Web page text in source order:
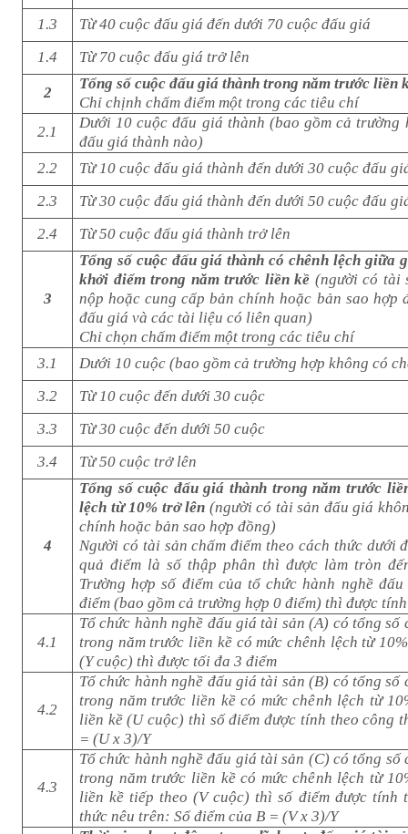
1.3
Từ 40 cuộc đấu giá đến dưới 70 cuộc đấu giá
1.4
Từ 70 cuộc đấu giá trở lên
2
Tổng số cuộc đấu giá thành trong năm trước liền
Chỉ chịnh chấm điểm một trong các tiêu chí
2.1
Dưới 10 cuộc đấu giá thành (bao gồm cả trường
đấu giá thành nào)
2.2
Từ 10 cuộc đấu giá thành đến dưới 30 cuộc đấu
2.3
Từ 30 cuộc đấu giá thành đến dưới 50 cuộc đấu
2.4
Từ 50 cuộc đấu giá thành trở lên
3
Tổng số cuộc đấu giá thành có chênh lệch giữa
khởi điểm trong năm trước liền kề (người có tài
nộp hoặc cung cấp bản chính hoặc bản sao hợp
đấu giá và các tài liệu có liên quan)
Chỉ chọn chấm điểm một trong các tiêu chí
3.1
Dưới 10 cuộc (bao gồm cả trường hợp không có
3.2
Từ 10 cuộc đến dưới 30 cuộc
3.3
Từ 30 cuộc đến dưới 50 cuộc
3.4
Từ 50 cuộc trở lên
4
Tổng số cuộc đấu giá thành trong năm trước
lệch từ 10% trở lên (người có tài sản đấu giá
chính hoặc bản sao hợp đồng)
Người có tài sản chấm điểm theo cách thức dưới
quả điểm là số thập phân thì được làm tròn
Trường hợp số điểm của tổ chức hành nghề
điểm (bao gồm cả trường hợp 0 điểm) thì được
4.1
Tổ chức hành nghề đấu giá tài sản (A) có tổng số
trong năm trước liền kề có mức chênh lệch từ
(Y cuộc) thì được tối đa 3 điểm
4.2
Tổ chức hành nghề đấu giá tài sản (B) có tổng số
trong năm trước liền kề có mức chênh lệch từ
liền kề (U cuộc) thì số điểm được tính theo công
= (U x 3)/Y
4.3
Tổ chức hành nghề đấu giá tài sản (C) có tổng số
trong năm trước liền kề có mức chênh lệch từ
liền kề tiếp theo (V cuộc) thì số điểm được tính
thức nêu trên: Số điểm của B = (V x 3)/Y